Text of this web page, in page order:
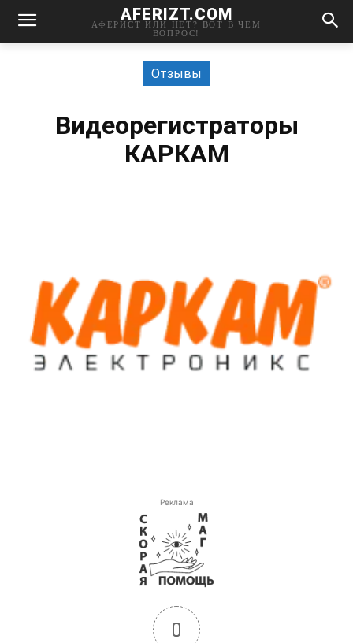
AFERIZT.COM
АФЕРИСТ ИЛИ НЕТ? ВОТ В ЧЕМ
ВОПРОС!
Отзывы
Видеорегистраторы
КАРКАМ
Реклама
0